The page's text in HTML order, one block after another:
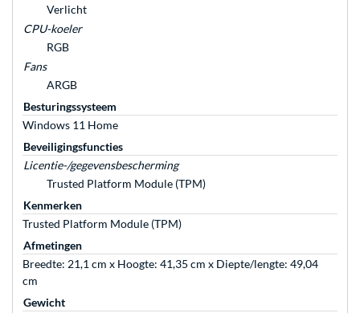
Verlicht
CPU-koeler
RGB
Fans
ARGB
Besturingssysteem
Windows 11 Home
Beveiligingsfuncties
Licentie-/gegevensbescherming
Trusted Platform Module (TPM)
Kenmerken
Trusted Platform Module (TPM)
Afmetingen
Breedte: 21,1 cm x Hoogte: 41,35 cm x Diepte/lengte: 49,04
cm
Gewicht